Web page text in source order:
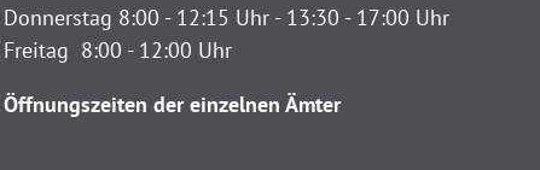
Donnerstag 8:00 - 12:15 Uhr - 13:30 - 17:00 Uhr
Freitag 8:00 - 12:00 Uhr
Öffnungszeiten der einzelnen Ämter